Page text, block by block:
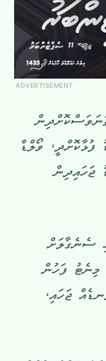
ADVERTISEMENT
ތަނަވަސްކޮށްދިން
ވޯލްޑް
ޖަހައިދިން
ސެނެގާލަށް
ފަހުން
ޖަހައި،